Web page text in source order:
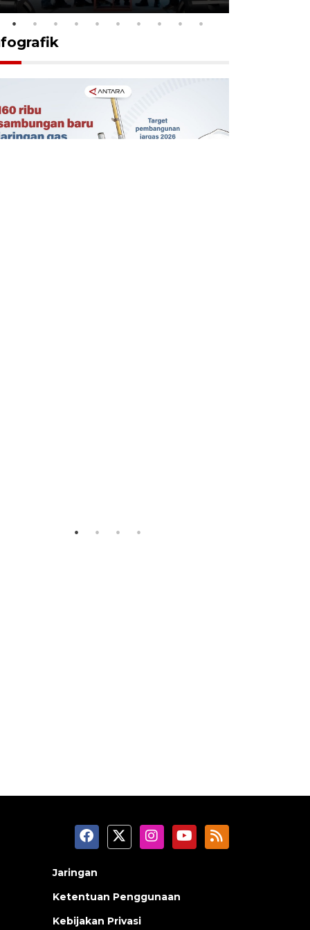
Jaringan
Ketentuan Penggunaan
Kebijakan Privasi